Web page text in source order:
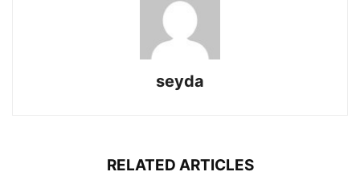
seyda
RELATED ARTICLES